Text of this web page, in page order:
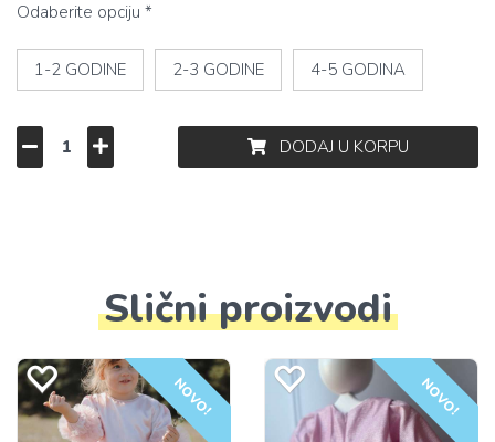
Odaberite opciju *
1-2 GODINE 2-3 GODINE 4-5 GODINA
DODAJ U KORPU
Slični proizvodi
NOVO! NOVO!